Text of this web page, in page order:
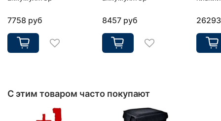
7758 руб 8457 руб
С этим товаром часто покупают